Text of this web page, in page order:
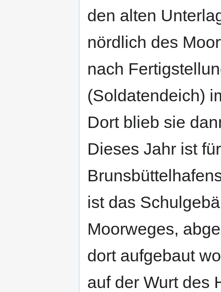
den alten
nördlich des
nach
(Soldatendeich)
Dort blieb sie
Dieses Jahr ist
ist das
Moorweges,
dort aufgebaut
auf der Wurt des